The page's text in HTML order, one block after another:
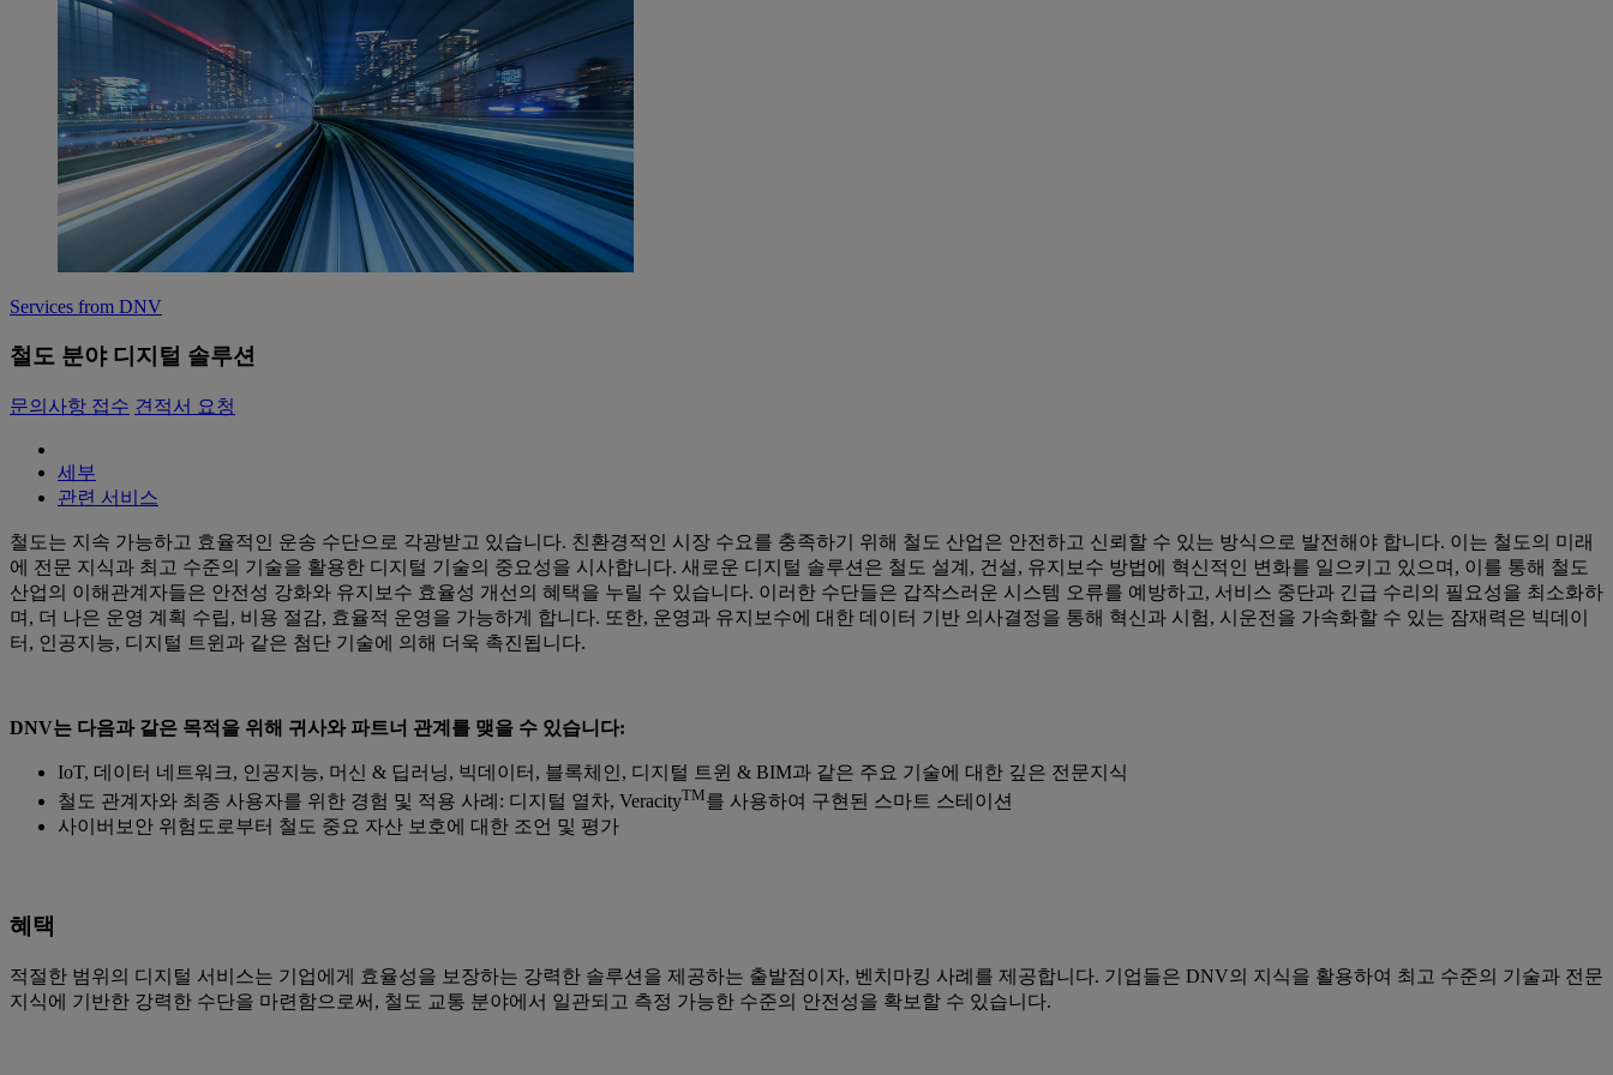
Services from DNV
철도 분야 디지털 솔루션
문의사항 접수 견적서 요청
세부
관련 서비스
철도는 지속 가능하고 효율적인 운송 수단으로 각광받고 있습니다. 친환경적인 시장 수요를 충족하기 위해 철도 산업은 안전하고 신뢰할 수 있는 방식으로 발전해야 합니다. 이는 철도의 미래
에 전문 지식과 최고 수준의 기술을 활용한 디지털 기술의 중요성을 시사합니다. 새로운 디지털 솔루션은 철도 설계, 건설, 유지보수 방법에 혁신적인 변화를 일으키고 있으며, 이를 통해 철도
산업의 이해관계자들은 안전성 강화와 유지보수 효율성 개선의 혜택을 누릴 수 있습니다. 이러한 수단들은 갑작스러운 시스템 오류를 예방하고, 서비스 중단과 긴급 수리의 필요성을 최소화하
며, 더 나은 운영 계획 수립, 비용 절감, 효율적 운영을 가능하게 합니다. 또한, 운영과 유지보수에 대한 데이터 기반 의사결정을 통해 혁신과 시험, 시운전을 가속화할 수 있는 잠재력은 빅데이
터, 인공지능, 디지털 트윈과 같은 첨단 기술에 의해 더욱 촉진됩니다.
DNV는 다음과 같은 목적을 위해 귀사와 파트너 관계를 맺을 수 있습니다:
IoT, 데이터 네트워크, 인공지능, 머신 & 딥러닝, 빅데이터, 블록체인, 디지털 트윈 & BIM과 같은 주요 기술에 대한 깊은 전문지식
철도 관계자와 최종 사용자를 위한 경험 및 적용 사례: 디지털 열차, VeracityTM를 사용하여 구현된 스마트 스테이션
사이버보안 위험도로부터 철도 중요 자산 보호에 대한 조언 및 평가
혜택
적절한 범위의 디지털 서비스는 기업에게 효율성을 보장하는 강력한 솔루션을 제공하는 출발점이자, 벤치마킹 사례를 제공합니다. 기업들은 DNV의 지식을 활용하여 최고 수준의 기술과 전문
지식에 기반한 강력한 수단을 마련함으로써, 철도 교통 분야에서 일관되고 측정 가능한 수준의 안전성을 확보할 수 있습니다.